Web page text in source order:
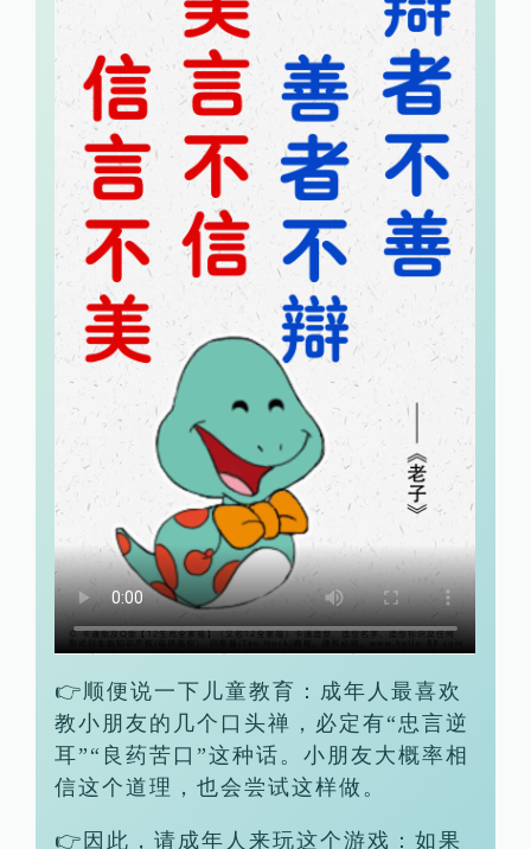
👉顺便说一下儿童教育：成年人最喜欢
教小朋友的几个口头禅，必定有“忠言逆
耳”“良药苦口”这种话。小朋友大概率相
信这个道理，也会尝试这样做。
👉因此，请成年人来玩这个游戏：如果